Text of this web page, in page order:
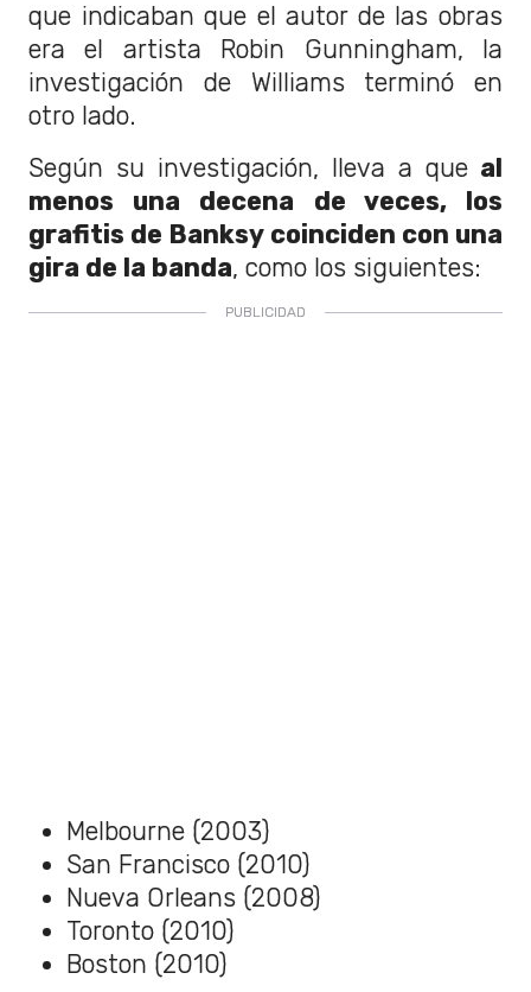
que indicaban que el autor de las obras
era el artista Robin Gunningham, la
investigación de Williams terminó en
otro lado.
Según su investigación, lleva a que al
menos una decena de veces, los
grafitis de Banksy coinciden con una
gira de la banda, como los siguientes:
Melbourne (2003)
San Francisco (2010)
Nueva Orleans (2008)
Toronto (2010)
Boston (2010)